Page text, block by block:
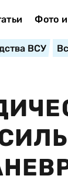
Фото
ВСУ